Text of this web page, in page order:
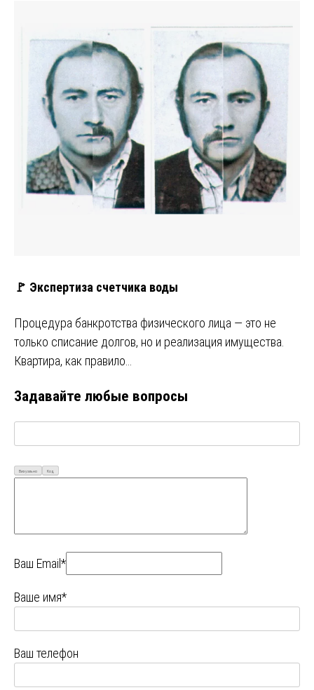
🚩 Экспертиза счетчика воды
Процедура банкротства физического лица — это не
только списание долгов, но и реализация имущества.
Квартира, как правило…
Задавайте любые вопросы
Визуально Код
Ваш Email*
Ваше имя*
Ваш телефон